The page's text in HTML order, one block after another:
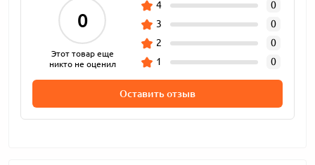
0
Этот товар еще
никто не оценил
4
0
3
0
2
0
1
0
Оставить отзыв